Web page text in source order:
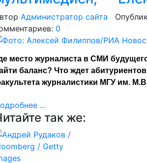
Администратор сайта
0
место журналиста в СМИ
баланс? Что ждет
журналистики МГУ им.
...
так же: